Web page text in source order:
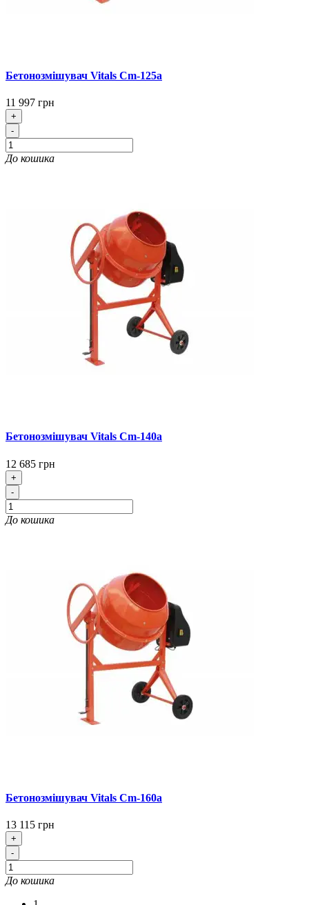
Бетонозмішувач Vitals Cm-125a
11 997 грн
+
-
До кошика
Бетонозмішувач Vitals Cm-140a
12 685 грн
+
-
До кошика
Бетонозмішувач Vitals Cm-160a
13 115 грн
+
-
До кошика